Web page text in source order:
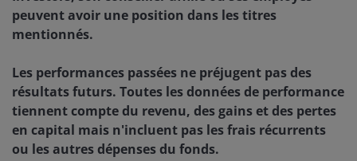
peuvent avoir une position dans les titres
mentionnés.
Les performances passées ne préjugent pas des
résultats futurs. Toutes les données de performance
tiennent compte du revenu, des gains et des pertes
en capital mais n'incluent pas les frais récurrents
ou les autres dépenses du fonds.